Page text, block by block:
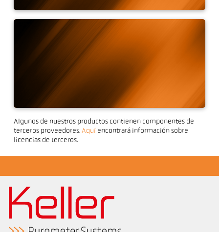
Software CellaView
Herramienta de
comunicación IO-Link
Algunos de nuestros productos contienen componentes de
terceros proveedores.Aquí encontrará información sobre
licencias de terceros.